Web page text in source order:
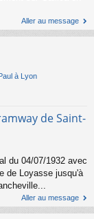
Aller au message
à Lyon
de Saint-
du 04/07/1932 avec
de Loyasse jusqu'à
Aller au message